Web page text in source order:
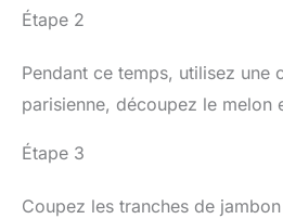
Étape 2
Pendant ce temps, utilisez une
parisienne, découpez le melon
Étape 3
Coupez les tranches de